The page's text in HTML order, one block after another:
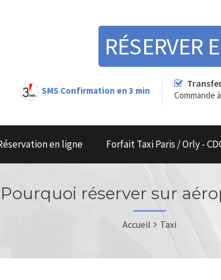
RÉSERVER
SMS Confirmation en 3 min Commande
en ligne Forfait Taxi Paris / Orly -
Pourquoi réserver sur
Accueil Taxi